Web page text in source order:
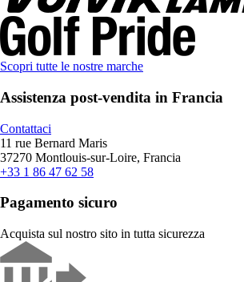
Scopri tutte le nostre marche
Assistenza post-vendita in Francia
Contattaci
11 rue Bernard Maris
37270 Montlouis-sur-Loire, Francia
+33 1 86 47 62 58
Pagamento sicuro
Acquista sul nostro sito in tutta sicurezza